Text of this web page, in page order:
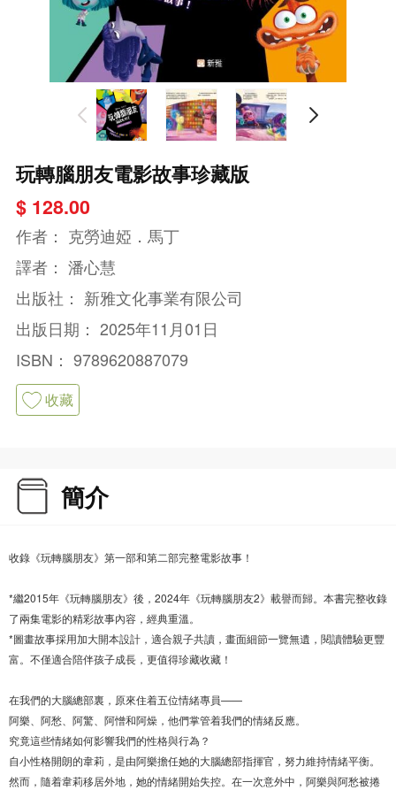
玩轉腦朋友電影故事珍藏版
$ 128.00
作者： 克勞迪婭．馬丁
譯者： 潘心慧
出版社： 新雅文化事業有限公司
出版日期： 2025年11月01日
ISBN： 9789620887079
收藏
簡介
收錄《玩轉腦朋友》第一部和第二部完整電影故事！
*繼2015年《玩轉腦朋友》後，2024年《玩轉腦朋友2》載譽而歸。本書完整收錄
了兩集電影的精彩故事內容，經典重溫。
*圖畫故事採用加大開本設計，適合親子共讀，畫面細節一覽無遺，閱讀體驗更豐
富。不僅適合陪伴孩子成長，更值得珍藏收藏！
在我們的大腦總部裏，原來住着五位情緒專員——
阿樂、阿愁、阿驚、阿憎和阿燥，他們掌管着我們的情緒反應。
究竟這些情緒如何影響我們的性格與行為？
自小性格開朗的韋莉，是由阿樂擔任她的大腦總部指揮官，努力維持情緒平衡。
然而，隨着韋莉移居外地，她的情緒開始失控。在一次意外中，阿樂與阿愁被捲